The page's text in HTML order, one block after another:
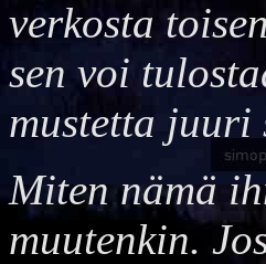
verkosta
sen voi
mustetta juuri
Miten nämä
muutenkin.